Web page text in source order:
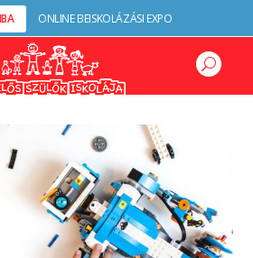
ONLINE BEISKOLÁZÁSI EXPO